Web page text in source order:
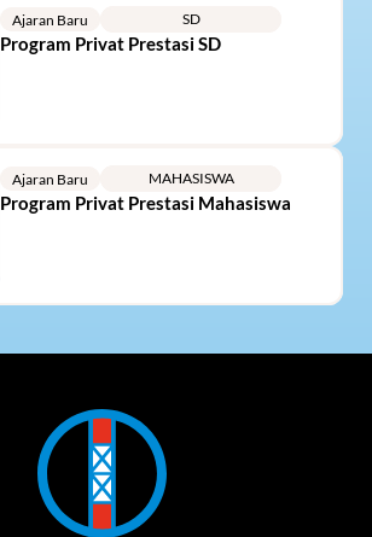
Ajaran Baru SD
Program Privat Prestasi SD
Ajaran Baru MAHASISWA
Program Privat Prestasi Mahasiswa